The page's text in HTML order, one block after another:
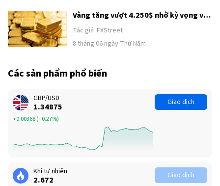
Vàng tăng vượt 4.250$ nhờ kỳ vọng về
thỏa thuận Mỹ–Iran
Tác giả FXStreet
8 tháng 06 ngày Thứ Năm
Các sản phẩm phổ biến
GBP/USD
1.34875
+0.00368(+0.27%)
Giao dịch
Khí tự nhiên
2.672 Giao dịch